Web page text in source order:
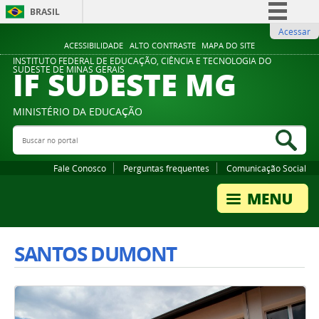
ACESSIBILIDADE ALTO CONTRASTE MAPA DO SITE
BRASIL
Comunica BR
Participe
Legislação
Acessar
INSTITUTO FEDERAL DE EDUCAÇÃO, CIÊNCIA E TECNOLOGIA DO
SUDESTE DE MINAS GERAIS
IF SUDESTE MG
MINISTÉRIO DA EDUCAÇÃO
Buscar no portal
Fale Conosco Perguntas frequentes Comunicação Social
SANTOS DUMONT